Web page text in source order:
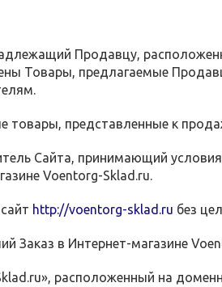
Продавцу,
Товары, предлагаемые
товары, представленные к
Сайта, принимающий
Voentorg-Sklad.ru.
http://voentorg-sklad.ru без
Заказ в Интернет-магазине
расположенный на